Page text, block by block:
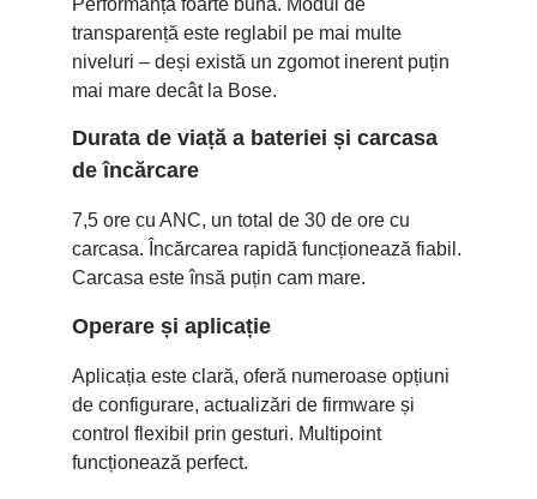
Performanță foarte bună. Modul de
transparență este reglabil pe mai multe
niveluri – deși există un zgomot inerent puțin
mai mare decât la Bose.
Durata de viață a bateriei și carcasa
de încărcare
7,5 ore cu ANC, un total de 30 de ore cu
carcasa. Încărcarea rapidă funcționează fiabil.
Carcasa este însă puțin cam mare.
Operare și aplicație
Aplicația este clară, oferă numeroase opțiuni
de configurare, actualizări de firmware și
control flexibil prin gesturi. Multipoint
funcționează perfect.